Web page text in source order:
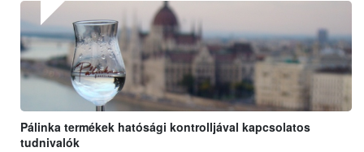
Pálinka termékek hatósági kontrolljával kapcsolatos
tudnivalók